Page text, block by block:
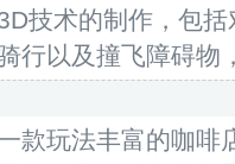
技术的制作，包
行以及撞飞障碍物
款玩法丰富的咖啡